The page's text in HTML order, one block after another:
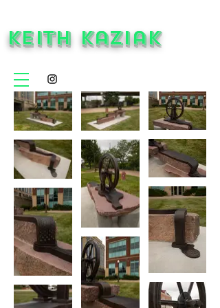
Keith Kaziak